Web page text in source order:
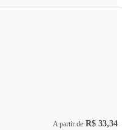
A partir de R$ 33,34